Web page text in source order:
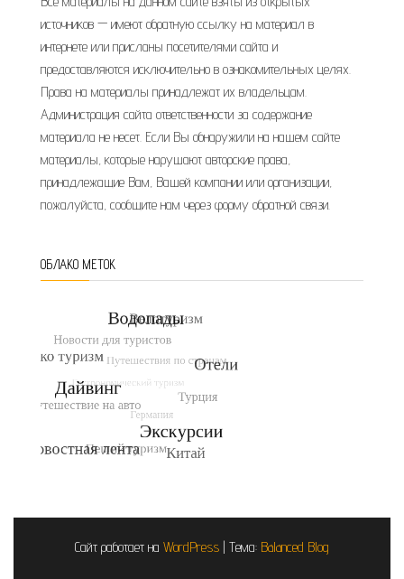
источников — имеют обратную ссылку на материал в
интернете или присланы посетителями сайта и
предоставляются исключительно в ознакомительных целях.
Права на материалы принадлежат их владельцам.
Администрация сайта ответственности за содержание
материала не несет. Если Вы обнаружили на нашем сайте
материалы, которые нарушают авторские права,
принадлежащие Вам, Вашей компании или организации,
пожалуйста, сообщите нам через форму обратной связи.
ОБЛАКО МЕТОК
Сайт работает на WordPress | Тема: Balanced Blog